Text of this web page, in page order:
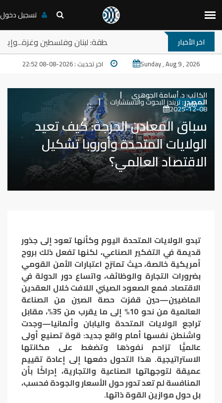
تسجيل دخول
اخر الأخبار
ترامب والمخارج المستعصية في المنطقة: لبنان وفلسطين
Sunday , Aug 9 , 2026 اخر تحديث : 2026-08-08 22:52
تقارير
الكاتب:د. أسامة الجوهري
المصدر:تريندز للبحوث والاستشارات
2025-12-08
سباق المعادن الحرجة: كيف تعيد
الولايات المتحدة وأوروبا تشكيل
الاقتصاد العالمي؟
تبدو الولايات المتحدة اليوم وكأنها تعود إلى جذور
قديمة في التفكير الصناعي، لكنها تفعل ذلك بروح
أمريكية خالصة، حيث تمتزج اعتبارات الأمن القومي
بضرورات التجارة والوظائف، واتساع دور الدولة في
الاقتصاد. فمع الصعود الصيني اللافت خلال العقدين
الماضيين—حين قفزت حصة الصين من الصناعة
العالمية من نحو 10% إلى ما يقرب من 35%، مقابل
تراجع الولايات المتحدة واليابان وألمانيا—وجدت
واشنطن نفسها أمام واقع جديد: قوة تصنيع أولى
عالميًّا تزاحم نفوذها وتضغط على مكانتها
الاستراتيجية. هذا التحول دفعها إلى إعادة تقييم
عميقة لتوجهاتها الصناعية والتجارية، إدراكًا بأن
المنافسة لم تعد تدور حول الأسعار والجودة فحسب،
بل حول موازين القوة ذاتها.